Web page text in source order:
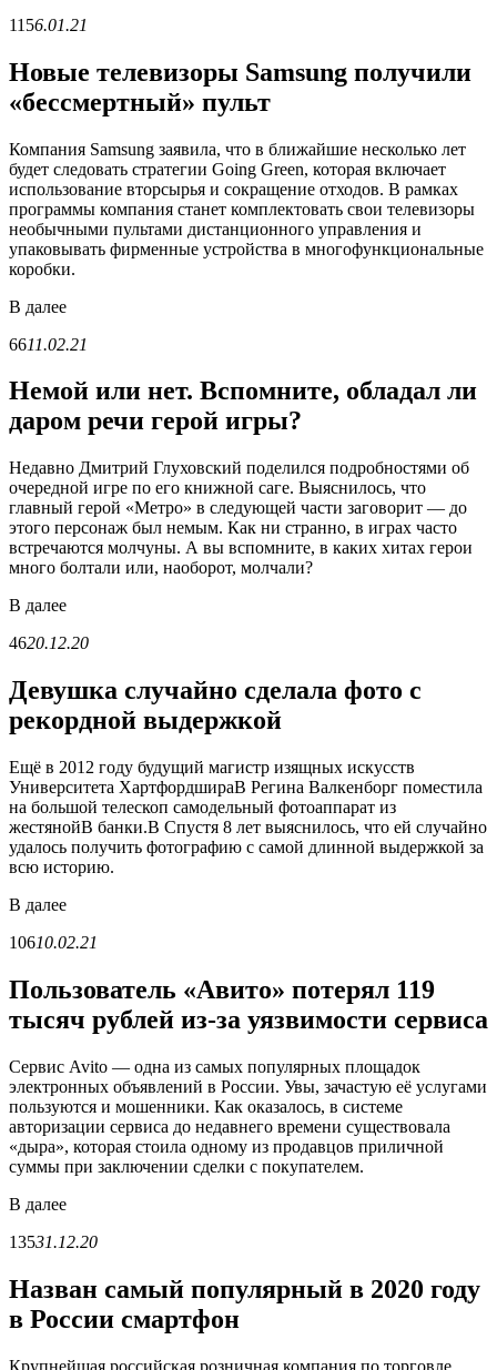
1156.01.21
Новые телевизоры Samsung получили
«бессмертный» пульт
Компания Samsung заявила, что в ближайшие несколько лет
будет следовать стратегии Going Green, которая включает
использование вторсырья и сокращение отходов. В рамках
программы компания станет комплектовать свои телевизоры
необычными пультами дистанционного управления и
упаковывать фирменные устройства в многофункциональные
коробки.
В далее
6611.02.21
Немой или нет. Вспомните, обладал ли
даром речи герой игры?
Недавно Дмитрий Глуховский поделился подробностями об
очередной игре по его книжной саге. Выяснилось, что
главный герой «Метро» в следующей части заговорит — до
этого персонаж был немым. Как ни странно, в играх часто
встречаются молчуны. А вы вспомните, в каких хитах герои
много болтали или, наоборот, молчали?
В далее
4620.12.20
Девушка случайно сделала фото с
рекордной выдержкой
Ещё в 2012 году будущий магистр изящных искусств
Университета ХартфордшираВ Регина Валкенборг поместила
на большой телескоп самодельный фотоаппарат из
жестянойВ банки.В Спустя 8 лет выяснилось, что ей случайно
удалось получить фотографию с самой длинной выдержкой за
всю историю.
В далее
10610.02.21
Пользователь «Авито» потерял 119
тысяч рублей из-за уязвимости сервиса
Сервис Avito — одна из самых популярных площадок
электронных объявлений в России. Увы, зачастую её услугами
пользуются и мошенники. Как оказалось, в системе
авторизации сервиса до недавнего времени существовала
«дыра», которая стоила одному из продавцов приличной
суммы при заключении сделки с покупателем.
В далее
13531.12.20
Назван самый популярный в 2020 году
в России смартфон
Крупнейшая российская розничная компания по торговле